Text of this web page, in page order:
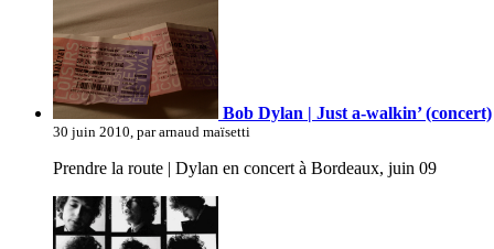
Bob Dylan | Just a-walkin’ (concert)
30 juin 2010, par arnaud maïsetti
Prendre la route | Dylan en concert à Bordeaux, juin 09